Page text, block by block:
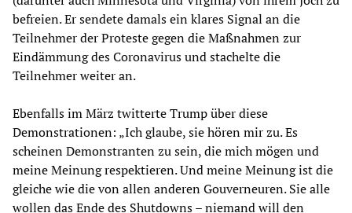
befreien. Er sendete damals ein klares Signal an die
Teilnehmer der Proteste gegen die Maßnahmen zur
Eindämmung des Coronavirus und stachelte die
Teilnehmer weiter an.
Ebenfalls im März twitterte Trump über diese
Demonstrationen: „Ich glaube, sie hören mir zu. Es
scheinen Demonstranten zu sein, die mich mögen und
meine Meinung respektieren. Und meine Meinung ist die
gleiche wie die von allen anderen Gouverneuren. Sie alle
wollen das Ende des Shutdowns – niemand will den